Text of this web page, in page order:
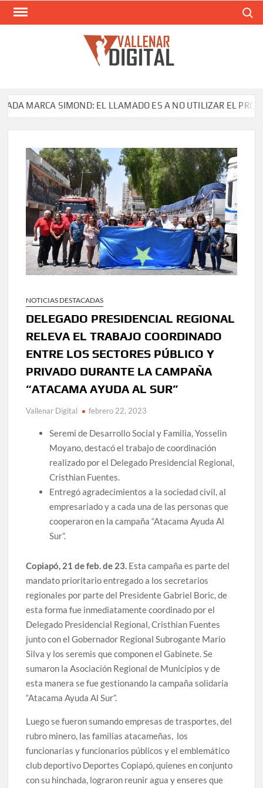
Saltar
SIMOND: EL LLAMADO ES A NO UTILIZAR EL PRODUCTO
NOTICIAS DESTACADAS
DELEGADO PRESIDENCIAL REGIONAL
RELEVA EL TRABAJO COORDINADO
ENTRE LOS SECTORES PÚBLICO Y
PRIVADO DURANTE LA CAMPAÑA
“ATACAMA AYUDA AL SUR”
Vallenar Digital febrero 22, 2023
Seremi de Desarrollo Social y Familia, Yosselin
Moyano, destacó el trabajo de coordinación
realizado por el Delegado Presidencial Regional,
Cristhian Fuentes.
Entregó agradecimientos a la sociedad civil, al
empresariado y a cada una de las personas que
cooperaron en la campaña “Atacama Ayuda Al
Sur”.
Copiapó, 21 de feb. de 23. Esta campaña es parte del
mandato prioritario entregado a los secretarios
regionales por parte del Presidente Gabriel Boric, de
esta forma fue inmediatamente coordinado por el
Delegado Presidencial Regional, Cristhian Fuentes
junto con el Gobernador Regional Subrogante Mario
Silva y los seremis que componen el Gabinete. Se
sumaron la Asociación Regional de Municipios y de
esta manera se fue gestionando la campaña solidaria
“Atacama Ayuda Al Sur”.
Luego se fueron sumando empresas de trasportes, del
rubro minero, las familias atacameñas, los
funcionarias y funcionarios públicos y el emblemático
club deportivo Deportes Copiapó, quienes en conjunto
con su hinchada, lograron reunir agua y enseres que